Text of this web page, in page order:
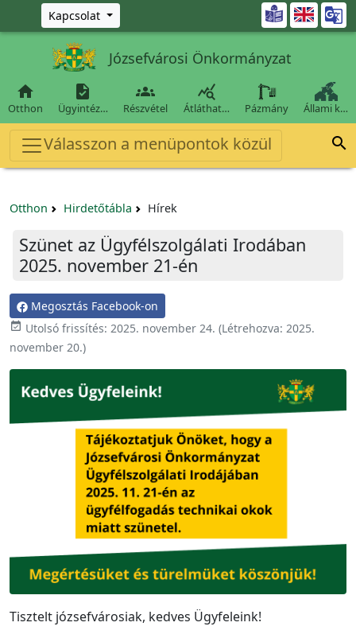
Ugrás a fő tartalomra
Kapcsolat 
Józsefvárosi Önkormányzat

Otthon

Ügyintéz…

Részvétel

Átláthat… Pázmány Állami k…
Válasszon a menüpontok közül 
Otthon Hirdetőtábla Hírek
Szünet az Ügyfélszolgálati Irodában
2025. november 21-én
Megosztás Facebook-on
 Utolsó frissítés: 2025. november 24. (Létrehozva: 2025.
november 20.)
Tisztelt józsefvárosiak, kedves Ügyfeleink!